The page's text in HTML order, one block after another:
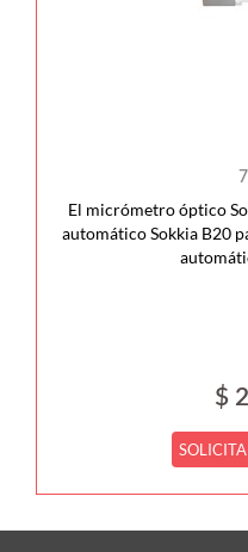
El micrómetro óptico
automático Sokkia B20
$